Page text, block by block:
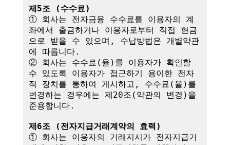
제5조 (수수료)
① 회사는 전자금융 수수료를 이용자의 계
좌에서 출금하거나 이용자로부터 직접 현금
으로 받을 수 있으며, 수납방법은 개별약관
에 따릅니다.
② 회사는 수수료(율)를 이용자가 확인할
수 있도록 이용자가 접근하기 용이한 전자
적 장치를 통하여 게시하고, 수수료(율)를
변경하는 경우에는 제20조(약관의 변경)을
준용합니다.
제6조 (전자지급거래계약의 효력)
① 회사는 이용자의 거래지시가 전자지급거